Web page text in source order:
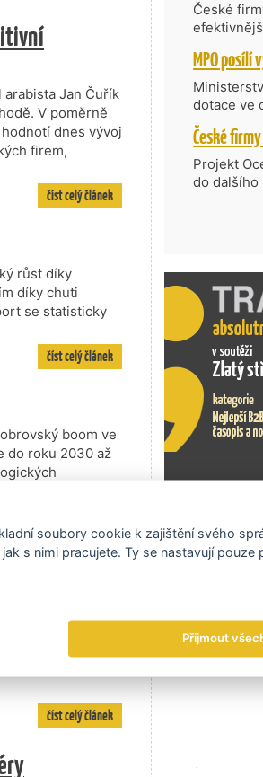
arabista Jan Čuřík
V poměrně
dnes vývoj
firem,
číst celý článek
růst díky
díky chuti
se statisticky
číst celý článek
boom ve
do roku 2030 až
jejich
tohoto
signální
za více než 5
číst celý článek
České
nabídne
zahraniční
dotace ve
Transfer,
Částkou
umělé
do
Projekt
do dalšího
prosazují
nejen
příběh.
Exportní
soubory cookie k zajištění svého
s nimi pracujete. Ty se nastavují pouze
Přijmout